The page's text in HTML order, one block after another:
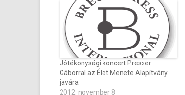
Jótékonysági koncert Presser
Gáborral az Élet Menete Alapítvány
javára
2012. november 8